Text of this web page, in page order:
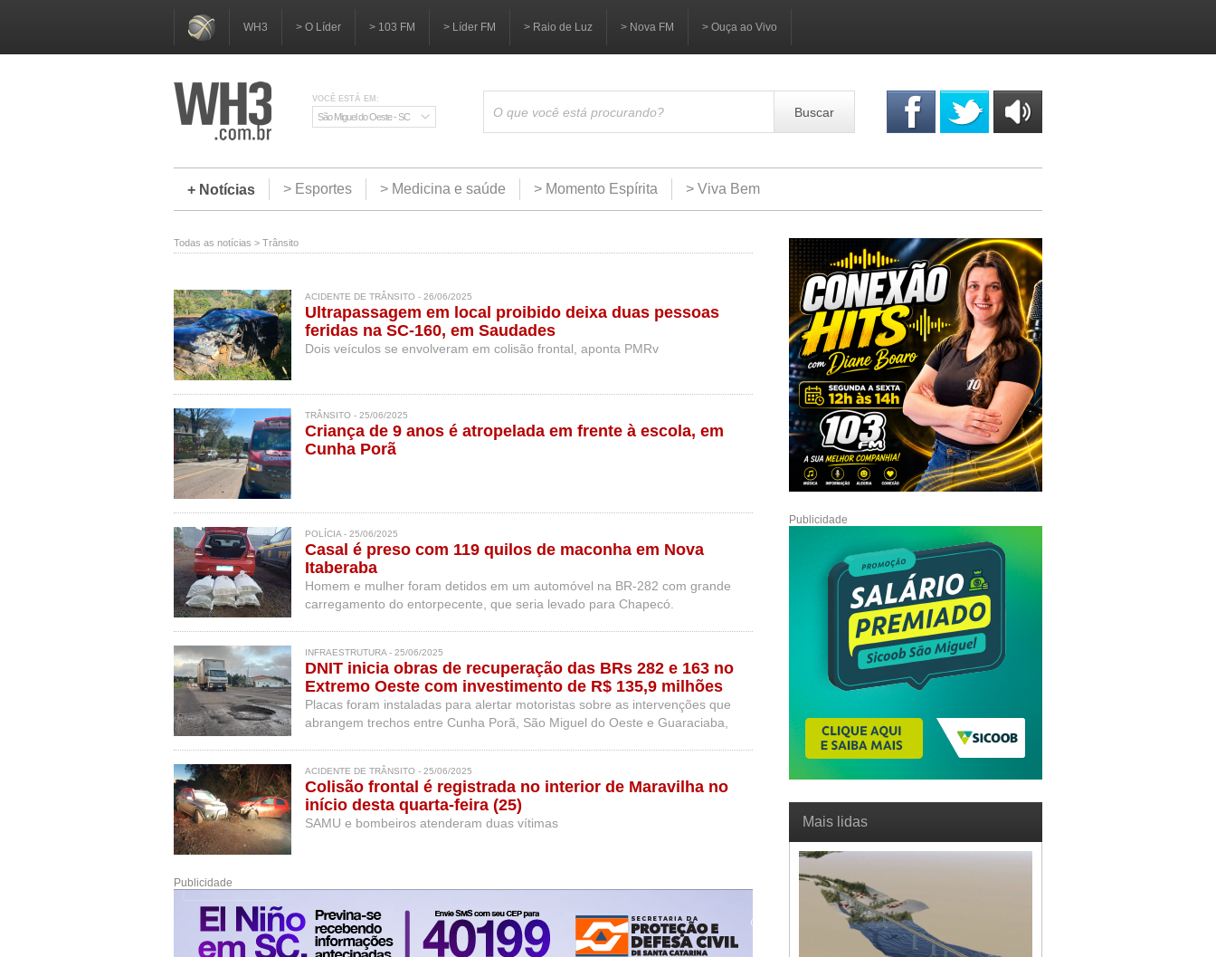
WH3 > O Líder > 103 FM > Líder FM > Raio de Luz > Nova FM > Ouça ao Vivo
VOCÊ ESTÁ EM:
São Miguel do Oeste - SC Buscar
+ Notícias
> Esportes > Medicina e saúde > Momento Espírita > Viva Bem
Todas as notícias > Trânsito
ACIDENTE DE TRÂNSITO - 26/06/2025
Ultrapassagem em local proibido deixa duas pessoas
feridas na SC-160, em Saudades
Dois veículos se envolveram em colisão frontal, aponta PMRv
TRÂNSITO - 25/06/2025
Criança de 9 anos é atropelada em frente à escola, em
Cunha Porã
POLÍCIA - 25/06/2025
Casal é preso com 119 quilos de maconha em Nova
Itaberaba
Homem e mulher foram detidos em um automóvel na BR-282 com grande
carregamento do entorpecente, que seria levado para Chapecó.
INFRAESTRUTURA - 25/06/2025
DNIT inicia obras de recuperação das BRs 282 e 163 no
Extremo Oeste com investimento de R$ 135,9 milhões
Placas foram instaladas para alertar motoristas sobre as intervenções que
abrangem trechos entre Cunha Porã, São Miguel do Oeste e Guaraciaba,
ACIDENTE DE TRÂNSITO - 25/06/2025
Colisão frontal é registrada no interior de Maravilha no
início desta quarta-feira (25)
SAMU e bombeiros atenderam duas vítimas
Publicidade
Publicidade
Mais lidas